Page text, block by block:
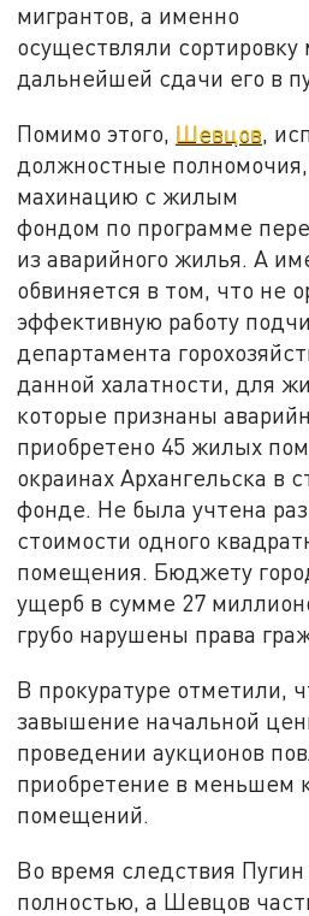
мигрантов, а именно
осуществляли сортировку
дальнейшей сдачи его в
Помимо этого, Шевцов,
должностные
махинацию с жилым
фондом по программе
из аварийного жилья. А
обвиняется в том, что не
эффективную работу
департамента
данной халатности, для
которые признаны
приобретено 45 жилых
окраинах Архангельска в
фонде. Не была учтена
стоимости одного
помещения. Бюджету
ущерб в сумме 27
грубо нарушены права
В прокуратуре отметили,
завышение начальной
проведении аукционов
приобретение в меньшем
помещений.
Во время следствия
полностью, а Шевцов